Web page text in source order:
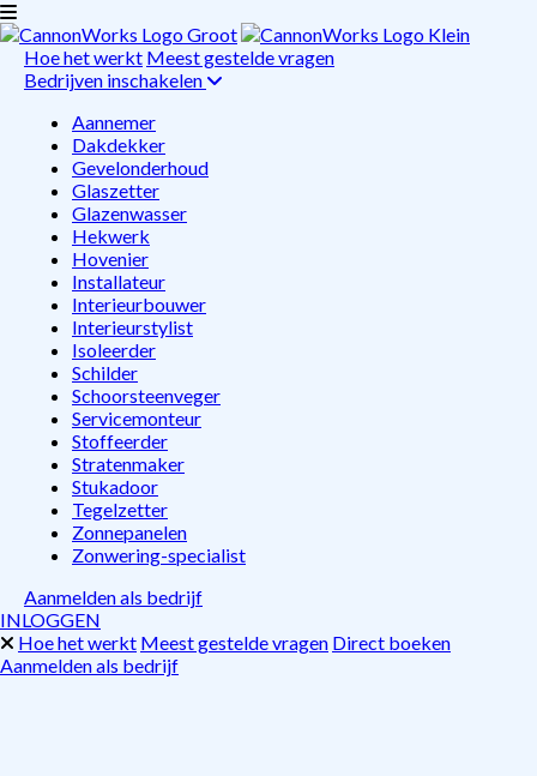
Hoe het werkt Meest gestelde vragen
Bedrijven inschakelen
Aannemer
Dakdekker
Gevelonderhoud
Glaszetter
Glazenwasser
Hekwerk
Hovenier
Installateur
Interieurbouwer
Interieurstylist
Isoleerder
Schilder
Schoorsteenveger
Servicemonteur
Stoffeerder
Stratenmaker
Stukadoor
Tegelzetter
Zonnepanelen
Zonwering-specialist
Aanmelden als bedrijf
INLOGGEN
Hoe het werkt Meest gestelde vragen Direct boeken
Aanmelden als bedrijf